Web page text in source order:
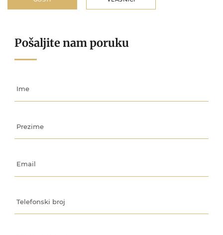
Pošaljite nam poruku
Ime
Prezime
Email
Telefonski broj